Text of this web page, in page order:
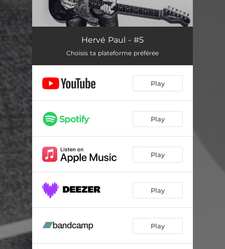
D'où je viens
Pour ma lolita 03:21
Omaha Beach (feat. Mark Plati)
Puisque la vie continue 03:42
La tête à ça 03:29
J'adore ça 03:48
03:27
Hervé Paul - #5
Choisis ta plateforme préférée
Play
Play
Play
Play
Play